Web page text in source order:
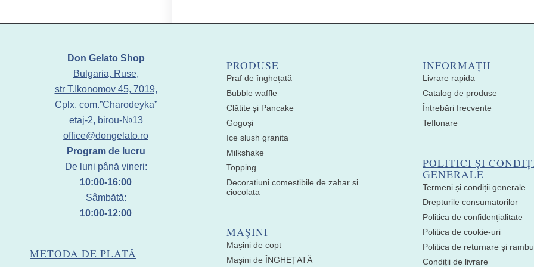
Don Gelato Shop
Bulgaria, Ruse,
str T.Ikonomov 45, 7019,
Cplx. com.”Charodeyka”
etaj-2, birou-№13
office@dongelato.ro
Program de lucru
De luni până vineri:
10:00-16:00
Sâmbătă:
10:00-12:00
METODA DE PLATĂ
PRODUSE
Praf de înghețată
Bubble waffle
Clătite și Pancake
Gogoși
Ice slush granita
Milkshake
Topping
Decoratiuni comestibile de zahar si
ciocolata
MAȘINI
Mașini de copt
Mașini de ÎNGHEȚATĂ
INFORMAȚII
Livrare rapida
Catalog de produse
Întrebări frecvente
Teflonare
POLITICI ȘI
GENERALE
Termeni și condiții generale
Drepturile consumatorilor
Politica de confidențialitate
Politica de cookie-uri
Politica de returnare și
Condiții de livrare